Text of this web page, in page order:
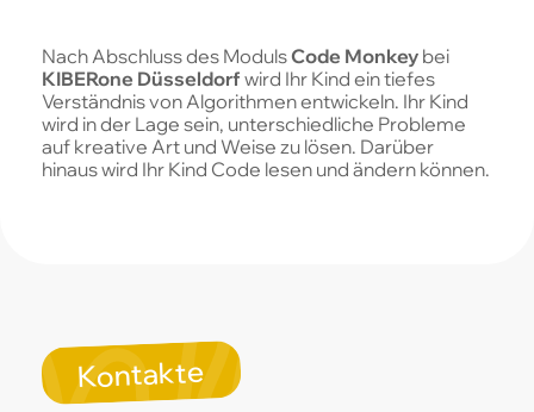
Nach Abschluss des ModulsCode Monkey bei
KIBERone Düsseldorf wird Ihr Kind ein tiefes
Verständnis von Algorithmen entwickeln. Ihr Kind
wird in der Lage sein, unterschiedliche Probleme
auf kreative Art und Weise zu lösen. Darüber
hinaus wird Ihr Kind Code lesen und ändern können.
Kontakte